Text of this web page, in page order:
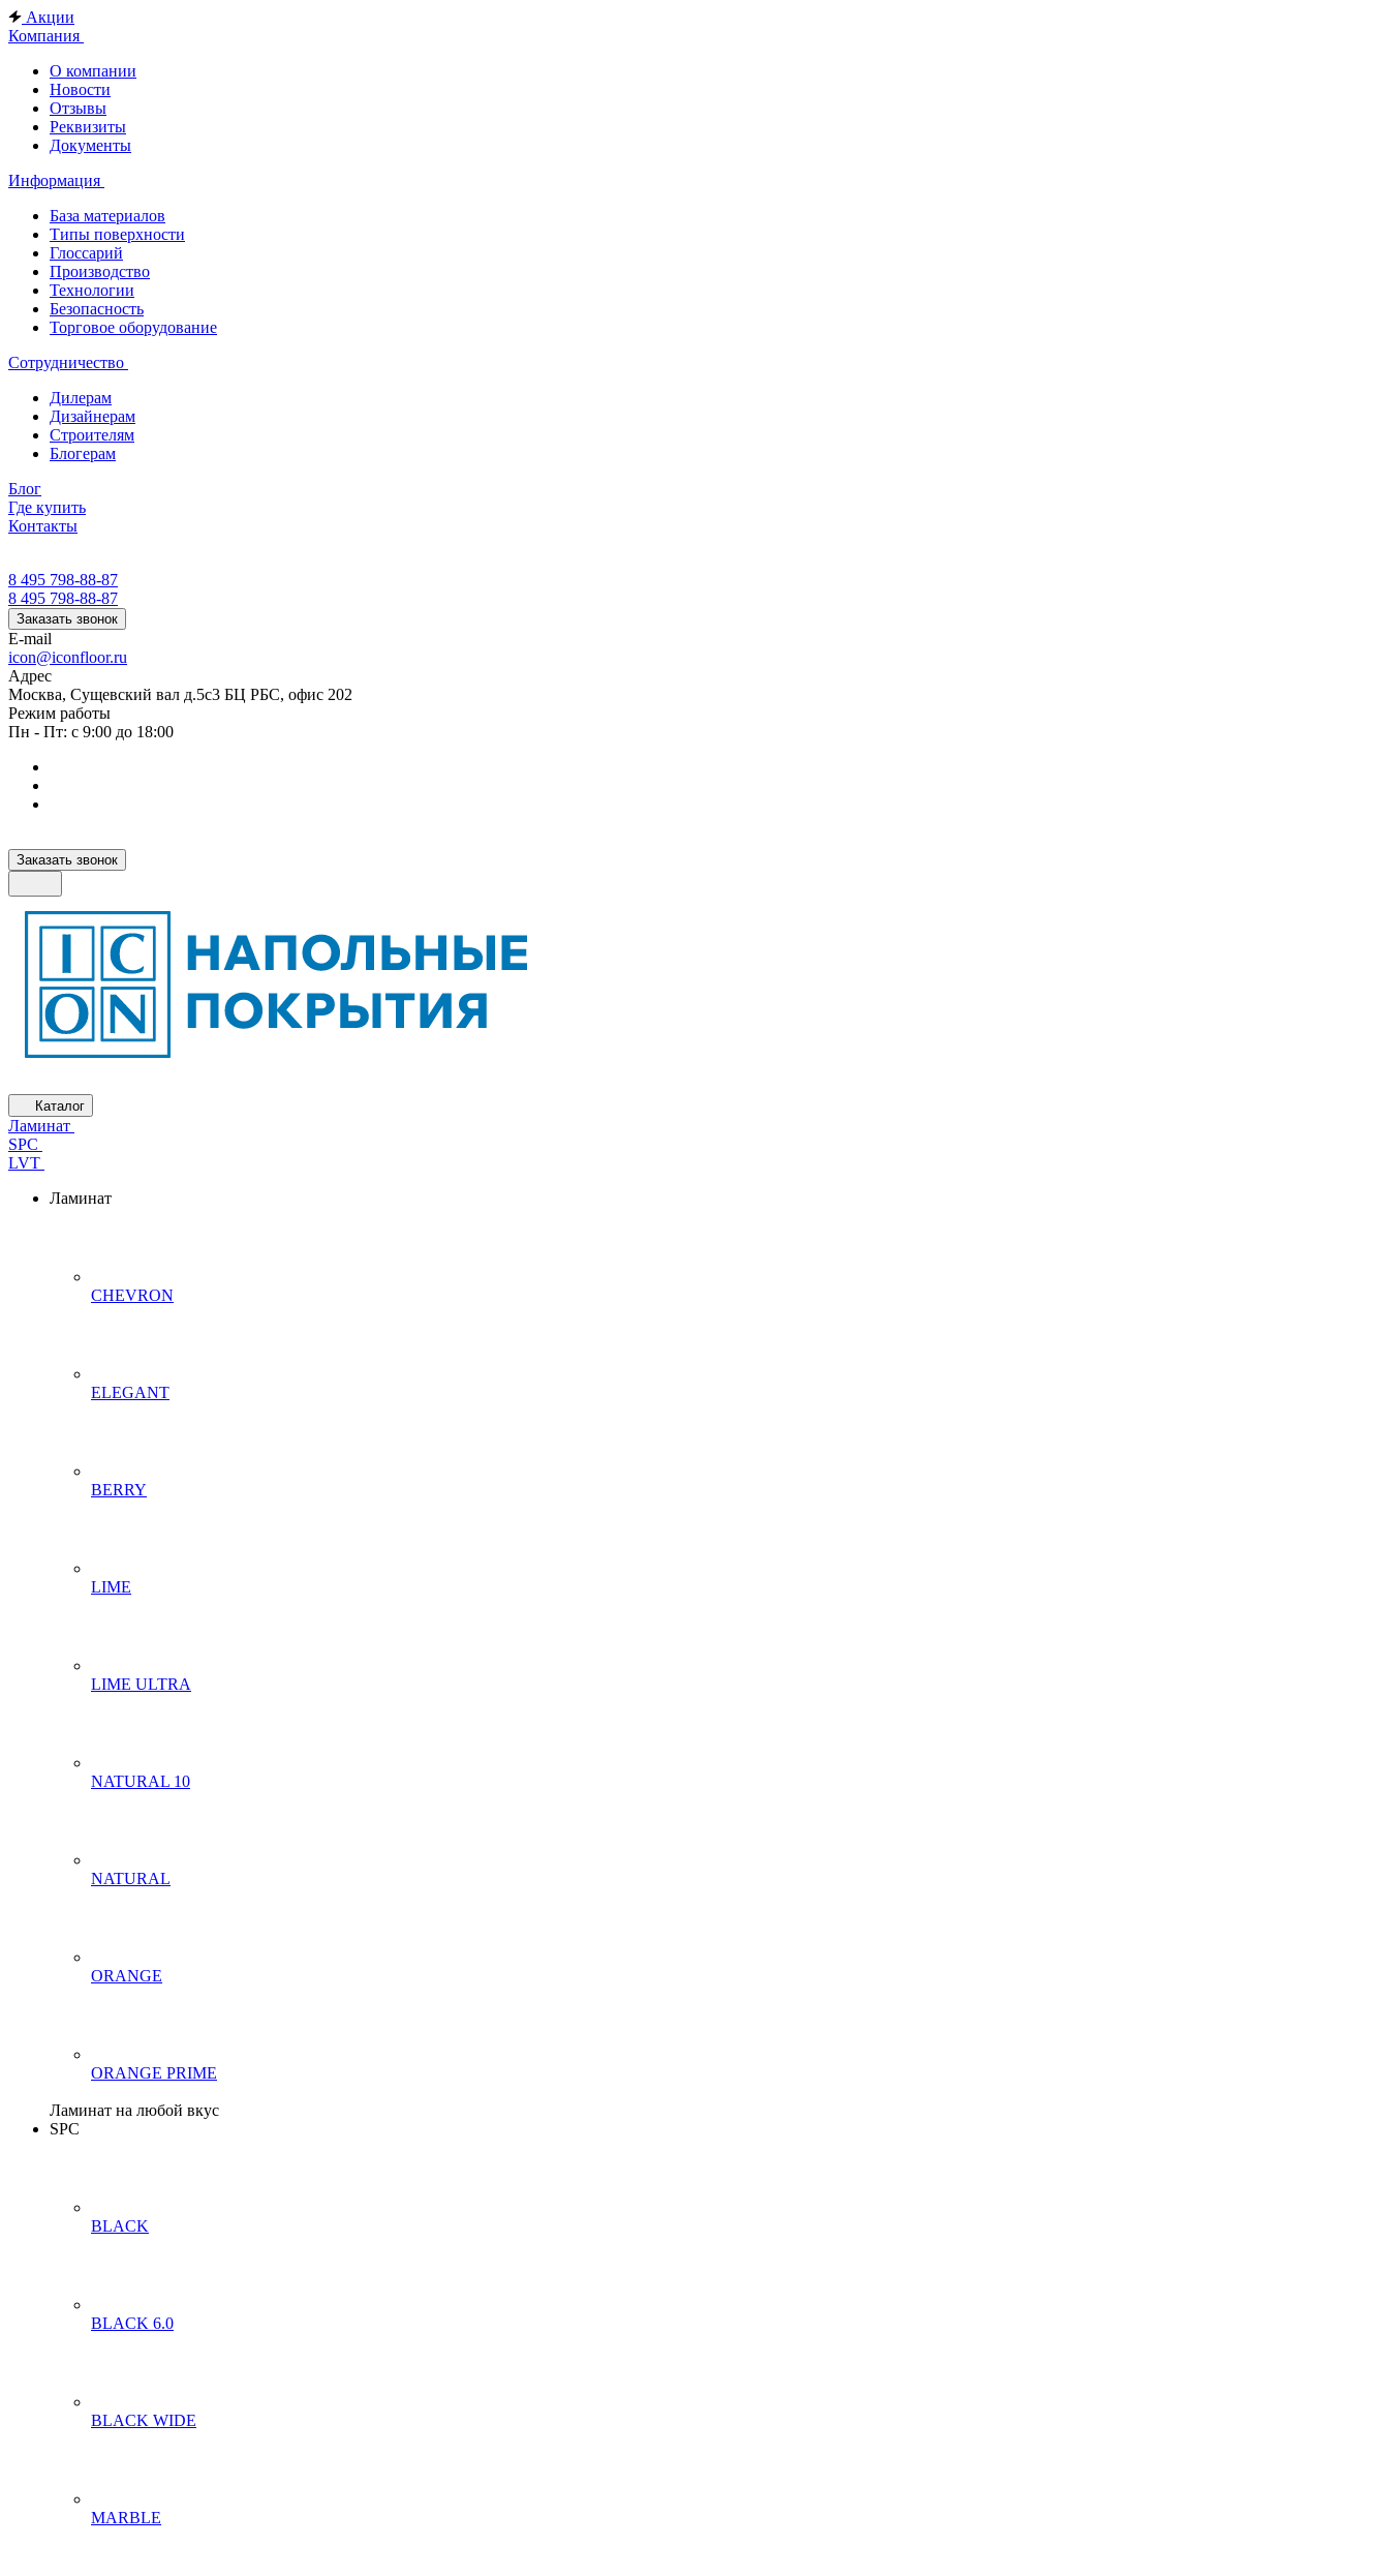
Акции
Компания
О компании
Новости
Отзывы
Реквизиты
Документы
Информация
База материалов
Типы поверхности
Глоссарий
Производство
Технологии
Безопасность
Торговое оборудование
Сотрудничество
Дилерам
Дизайнерам
Строителям
Блогерам
Блог
Где купить
Контакты
8 495 798-88-87
8 495 798-88-87
Заказать звонок
E-mail
icon@iconfloor.ru
Адрес
Москва, Сущевский вал д.5с3 БЦ РБС, офис 202
Режим работы
Пн - Пт: с 9:00 до 18:00
Заказать звонок
Каталог
Ламинат
SPC
LVT
Ламинат
CHEVRON
ELEGANT
BERRY
LIME
LIME ULTRA
NATURAL 10
NATURAL
ORANGE
ORANGE PRIME
Ламинат на любой вкус
SPC
BLACK
BLACK 6.0
BLACK WIDE
MARBLE